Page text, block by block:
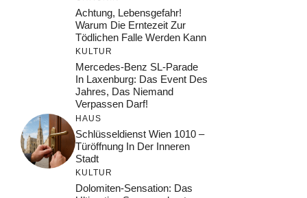
Achtung, Lebensgefahr!
Warum Die Erntezeit Zur
Tödlichen Falle Werden Kann
KULTUR
Mercedes-Benz SL-Parade
In Laxenburg: Das Event Des
Jahres, Das Niemand
Verpassen Darf!
HAUS
Schlüsseldienst Wien 1010 –
Türöffnung In Der Inneren
Stadt
KULTUR
Dolomiten-Sensation: Das